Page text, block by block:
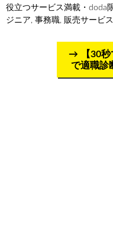
役立つサービス満載・doda
ジニア, 事務職, 販売サービ
【30
で適職診